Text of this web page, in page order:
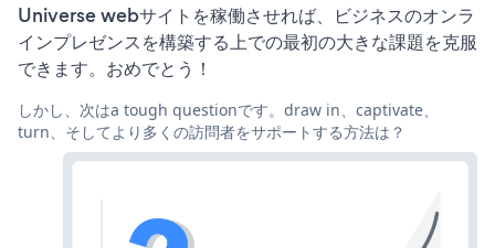
Universe webサイトを稼働させれば、ビジネスのオンラ
インプレゼンスを構築する上での最初の大きな課題を克服
できます。おめでとう！
しかし、次はa tough questionです。draw in、captivate、
turn、そしてより多くの訪問者をサポートする方法は？